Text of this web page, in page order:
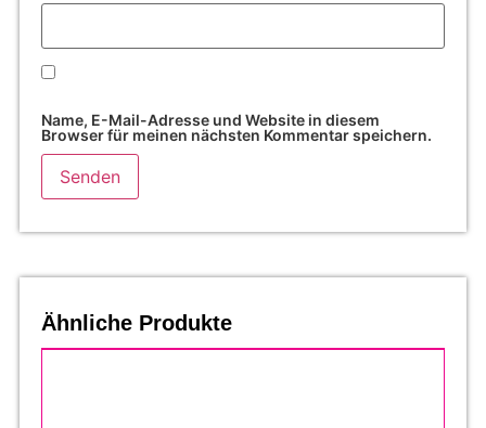
Name, E-Mail-Adresse und Website in diesem
Browser für meinen nächsten Kommentar speichern.
Ähnliche Produkte